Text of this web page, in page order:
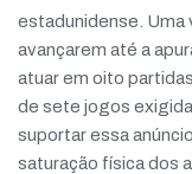
estadunidense. Uma
avançarem até a
atuar em oito
de sete jogos
suportar essa
saturação física dos